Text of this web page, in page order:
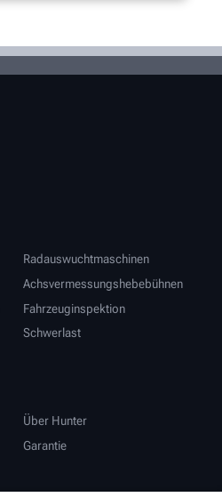
Radauswuchtmaschinen
Achsvermessungshebebühnen
Fahrzeuginspektion
Schwerlast
Über Hunter
Garantie